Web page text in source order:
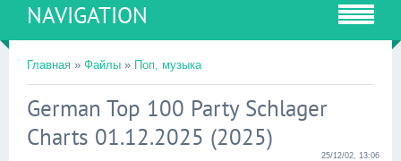
NAVIGATION
Главная » Файлы » Поп, музыка
German Top 100 Party Schlager
Charts 01.12.2025 (2025)
25/12/02, 13:06